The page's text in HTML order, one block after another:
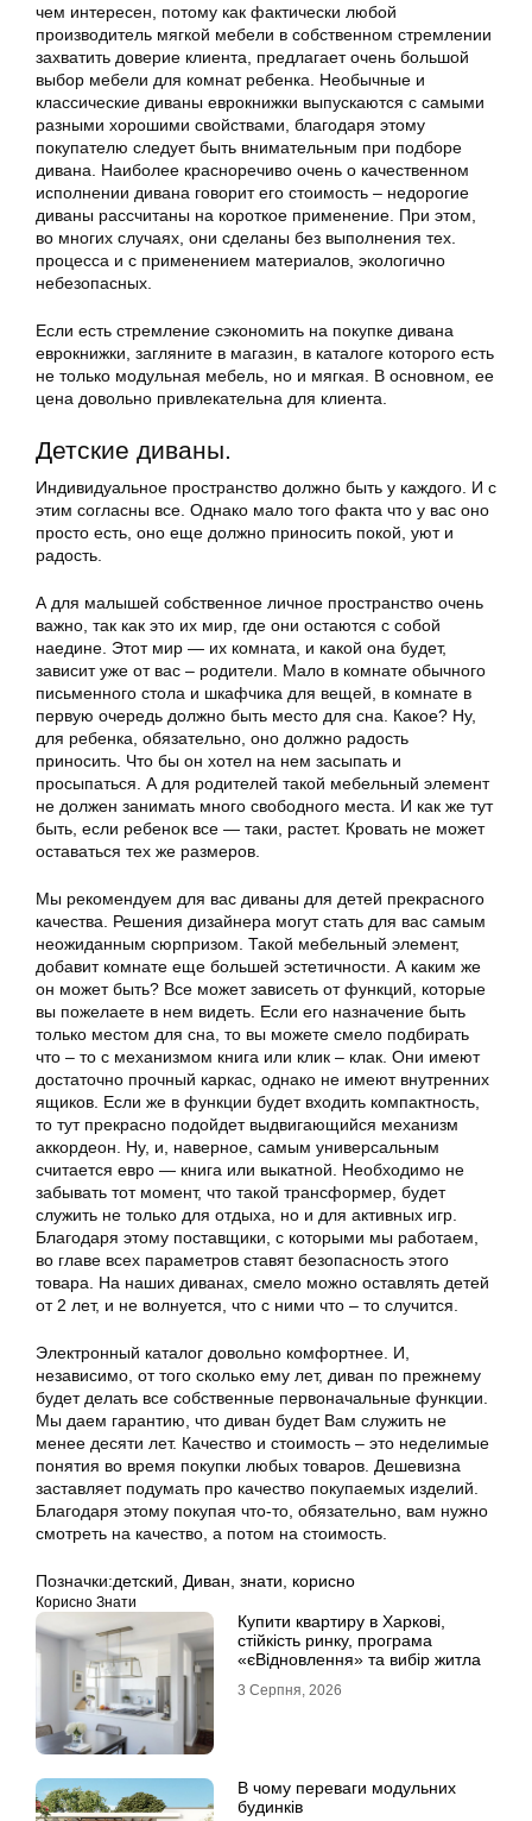
чем интересен, потому как фактически любой
производитель мягкой мебели в собственном стремлении
захватить доверие клиента, предлагает очень большой
выбор мебели для комнат ребенка. Необычные и
классические диваны еврокнижки выпускаются с самыми
разными хорошими свойствами, благодаря этому
покупателю следует быть внимательным при подборе
дивана. Наиболее красноречиво очень о качественном
исполнении дивана говорит его стоимость – недорогие
диваны рассчитаны на короткое применение. При этом,
во многих случаях, они сделаны без выполнения тех.
процесса и с применением материалов, экологично
небезопасных.
Если есть стремление сэкономить на покупке дивана
еврокнижки, загляните в магазин, в каталоге которого есть
не только модульная мебель, но и мягкая. В основном, ее
цена довольно привлекательна для клиента.
Детские диваны.
Индивидуальное пространство должно быть у каждого. И с
этим согласны все. Однако мало того факта что у вас оно
просто есть, оно еще должно приносить покой, уют и
радость.
А для малышей собственное личное пространство очень
важно, так как это их мир, где они остаются с собой
наедине. Этот мир — их комната, и какой она будет,
зависит уже от вас – родители. Мало в комнате обычного
письменного стола и шкафчика для вещей, в комнате в
первую очередь должно быть место для сна. Какое? Ну,
для ребенка, обязательно, оно должно радость
приносить. Что бы он хотел на нем засыпать и
просыпаться. А для родителей такой мебельный элемент
не должен занимать много свободного места. И как же тут
быть, если ребенок все — таки, растет. Кровать не может
оставаться тех же размеров.
Мы рекомендуем для вас диваны для детей прекрасного
качества. Решения дизайнера могут стать для вас самым
неожиданным сюрпризом. Такой мебельный элемент,
добавит комнате еще большей эстетичности. А каким же
он может быть? Все может зависеть от функций, которые
вы пожелаете в нем видеть. Если его назначение быть
только местом для сна, то вы можете смело подбирать
что – то с механизмом книга или клик – клак. Они имеют
достаточно прочный каркас, однако не имеют внутренних
ящиков. Если же в функции будет входить компактность,
то тут прекрасно подойдет выдвигающийся механизм
аккордеон. Ну, и, наверное, самым универсальным
считается евро — книга или выкатной. Необходимо не
забывать тот момент, что такой трансформер, будет
служить не только для отдыха, но и для активных игр.
Благодаря этому поставщики, с которыми мы работаем,
во главе всех параметров ставят безопасность этого
товара. На наших диванах, смело можно оставлять детей
от 2 лет, и не волнуется, что с ними что – то случится.
Электронный каталог довольно комфортнее. И,
независимо, от того сколько ему лет, диван по прежнему
будет делать все собственные первоначальные функции.
Мы даем гарантию, что диван будет Вам служить не
менее десяти лет. Качество и стоимость – это неделимые
понятия во время покупки любых товаров. Дешевизна
заставляет подумать про качество покупаемых изделий.
Благодаря этому покупая что-то, обязательно, вам нужно
смотреть на качество, а потом на стоимость.
Позначки:детский Диван знати корисно
Корисно Знати
Купити квартиру в Харкові,
стійкість ринку, програма
«єВідновлення» та вибір житла
3 Серпня, 2026
В чому переваги модульних
будинків